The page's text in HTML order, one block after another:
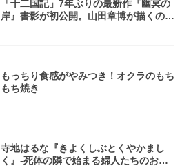
「十二国記」7年ぶりの最新作『幽冥の
岸』書影が初公開。山田章博が描くのは
もっちり食感がやみつき！オクラのもち
もち焼き
寺地はるな『きよくしぶとくやかまし
く』-死体の隣で始まる婦人たちのお茶